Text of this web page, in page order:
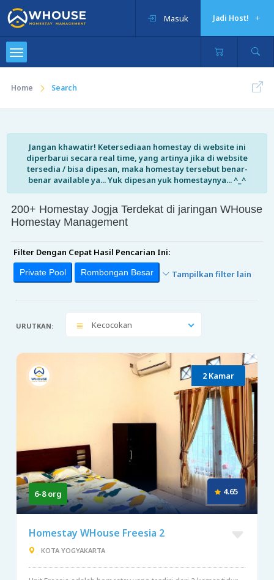
Jadi Host!
Masuk
Home Search
Jangan khawatir! Ketersediaan homestay di website ini
diperbarui secara real time, yang artinya jika di website
tersedia / bisa dipesan, maka homestay tersebut benar-
benar available ya... Yuk dipesan yuk homestaynya... ^_^
200+ Homestay Jogja Terdekat di jaringan WHouse
Homestay Management
Filter Dengan Cepat Hasil Pencarian Ini:
Private Pool Rombongan Besar Tampilkan filter lain
URUTKAN: Kecocokan
2 Kamar
6-8 org 4.65
Homestay WHouse Freesia 2
KOTA YOGYAKARTA